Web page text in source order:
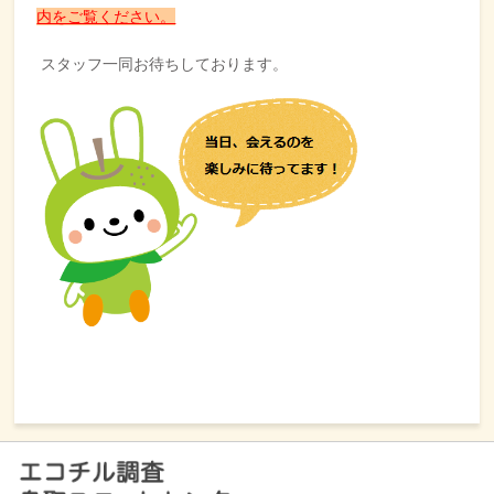
内をご覧ください。
スタッフ一同お待ちしております。